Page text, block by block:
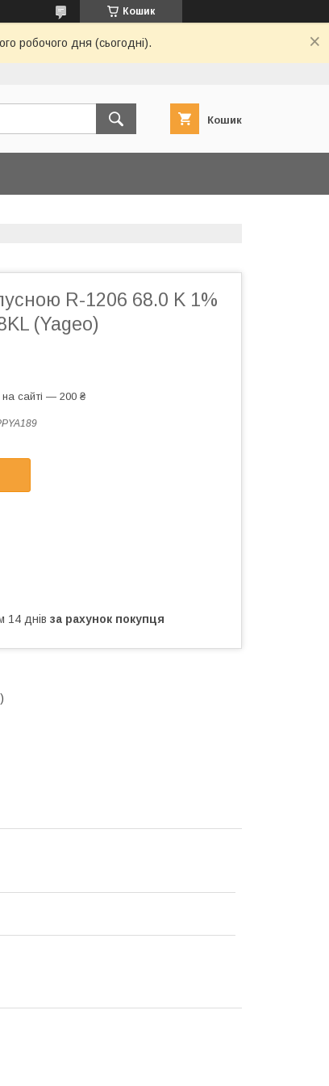
Кошик
робочого дня (сьогодні).
Кошик
R-1206 68.0 K 1%
(Yageo)
сайті — 200 ₴
14 днів за рахунок покупця